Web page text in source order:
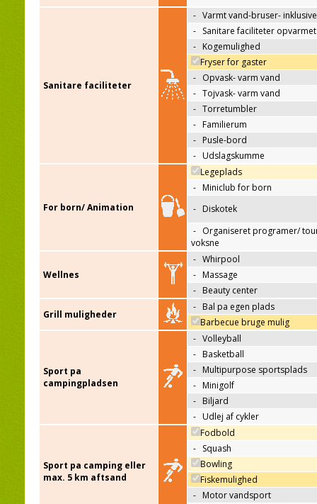
Sanitare faciliteter
- Varmt vand-bruser- inklusive
- Sanitare faciliteter opvarmet
- Kogemulighed
Fryser for gaster
- Opvask- varm vand
- Tojvask- varm vand
- Torretumbler
- Familierum
- Pusle-bord
- Udslagskumme
For born/ Animation
Legeplads
- Miniclub for born
- Diskotek
- Organiseret programer/
voksne
Wellnes
- Whirpool
- Massage
- Beauty center
Grill muligheder
- Bal pa egen plads
Barbecue bruge mulig
Sport pa
campingpladsen
- Volleyball
- Basketball
- Multipurpose sportsplads
- Minigolf
- Biljard
- Udlej af cykler
Sport pa camping eller
max. 5 km aftsand
Fodbold
- Squash
Bowling
Fiskemulighed
- Motor vandsport